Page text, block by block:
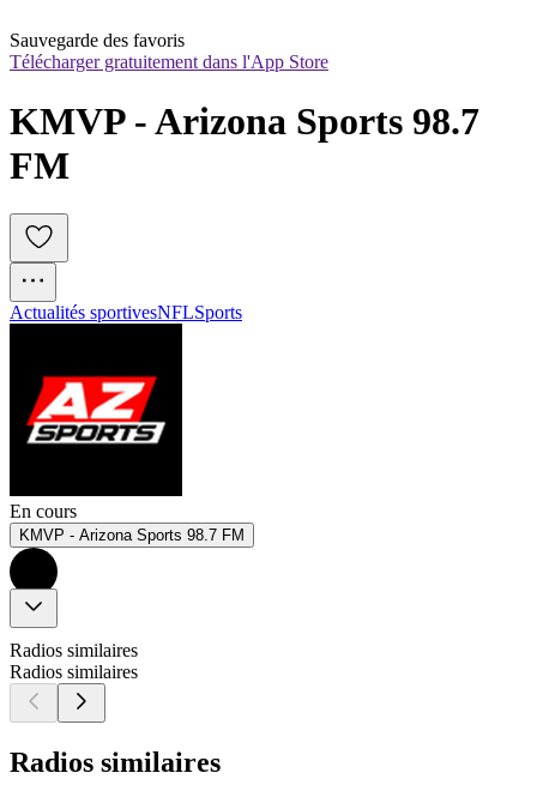
Sauvegarde des favoris
Télécharger gratuitement dans l'App Store
KMVP - Arizona Sports 98.7
FM
Actualités sportivesNFLSports
En cours
KMVP - Arizona Sports 98.7 FM
Radios similaires
Radios similaires
Radios similaires